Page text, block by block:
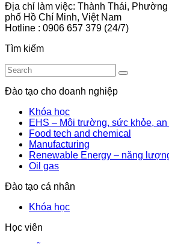
Địa chỉ làm việc: Thành Thái, Phường
phố Hồ Chí Minh, Việt Nam
Hotline : 0906 657 379 (24/7)
Tìm kiếm
Đào tạo cho doanh nghiệp
Khóa học
EHS – Môi trường, sức khỏe, an
Food tech and chemical
Manufacturing
Renewable Energy – năng
Oil gas
Đào tạo cá nhân
Khóa học
Học viên